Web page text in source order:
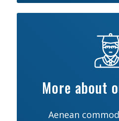
More about
Aenean